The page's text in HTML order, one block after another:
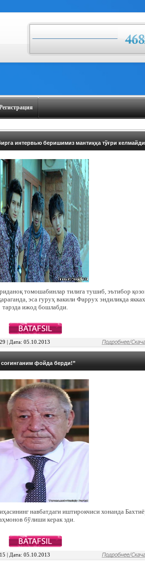
интервью беришимиз мантиққа тўғри
томошабинлар тилига тушиб, эътибор
эса гуруҳ вакили Фаррух эндиликда
тарзда ижод бошлабди.
| Дата: 05.10.2013
фойда берди!”
навбатдаги иштирокчиси хонанда
бўлиши керак эди.
| Дата: 05.10.2013